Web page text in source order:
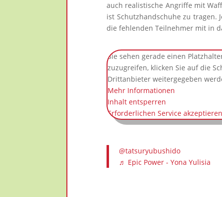
auch realistische Angriffe mit
ist Schutzhandschuhe zu tragen.
die fehlenden Teilnehmer mit in
Sie sehen gerade einen
zuzugreifen, klicken Sie auf die
Drittanbieter weitergegeben
Mehr Informationen
Inhalt entsperren
Erforderlichen Service
@tatsuryubushido
♬ Epic Power - Yona Yulisia